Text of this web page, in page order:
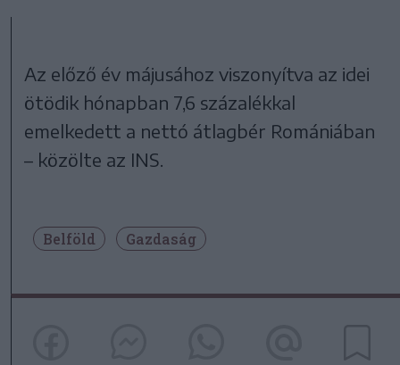
Az előző év májusához viszonyítva az idei
ötödik hónapban 7,6 százalékkal
emelkedett a nettó átlagbér Romániában
– közölte az INS.
Belföld Gazdaság